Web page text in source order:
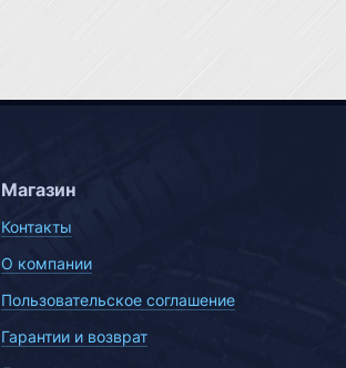
Магазин
Контакты
О компании
Пользовательское соглашение
Гарантии и возврат